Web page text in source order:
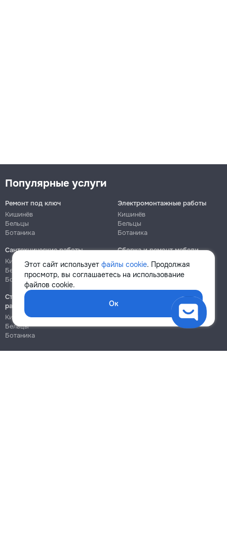
Этот сайт использует файлы cookie. Продолжая
просмотр, вы соглашаетесь на использование
файлов cookie.
Ок
Популярные услуги
Ремонт под ключ
Кишинёв
Бельцы
Ботаника
Электромонтажные работы
Кишинёв
Бельцы
Ботаника
Сантехнические работы
Кишинёв
Бельцы
Ботаника
Сборка и ремонт мебели
Кишинёв
Ботаника
Строительно-монтажные
работы
Кишинёв
Бельцы
Ботаника